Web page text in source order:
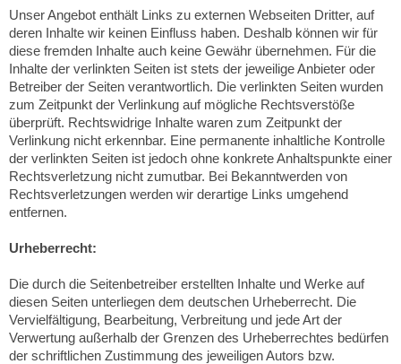
Unser Angebot enthält Links zu externen Webseiten Dritter, auf
deren Inhalte wir keinen Einfluss haben. Deshalb können wir für
diese fremden Inhalte auch keine Gewähr übernehmen. Für die
Inhalte der verlinkten Seiten ist stets der jeweilige Anbieter oder
Betreiber der Seiten verantwortlich. Die verlinkten Seiten wurden
zum Zeitpunkt der Verlinkung auf mögliche Rechtsverstöße
überprüft. Rechtswidrige Inhalte waren zum Zeitpunkt der
Verlinkung nicht erkennbar. Eine permanente inhaltliche Kontrolle
der verlinkten Seiten ist jedoch ohne konkrete Anhaltspunkte einer
Rechtsverletzung nicht zumutbar. Bei Bekanntwerden von
Rechtsverletzungen werden wir derartige Links umgehend
entfernen.
Urheberrecht:
Die durch die Seitenbetreiber erstellten Inhalte und Werke auf
diesen Seiten unterliegen dem deutschen Urheberrecht. Die
Vervielfältigung, Bearbeitung, Verbreitung und jede Art der
Verwertung außerhalb der Grenzen des Urheberrechtes bedürfen
der schriftlichen Zustimmung des jeweiligen Autors bzw.